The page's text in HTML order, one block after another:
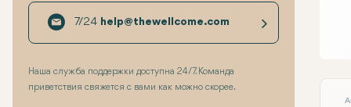
7/24 help@thewellcome.com
Наша служба поддержки доступна 24/7. Команда
приветствия свяжется с вами как можно скорее.